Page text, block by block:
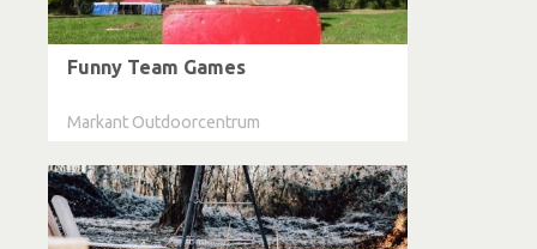
Funny Team Games
Markant Outdoorcentrum